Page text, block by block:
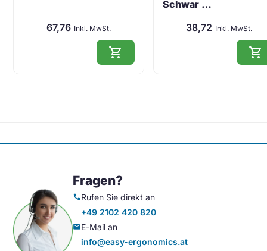
67,76 Inkl. MwSt.
shopping_cart
Schwar …
38,72 Inkl. MwSt.
shopping_cart
Fragen?
callRufen Sie direkt an
+49 2102 420 820
mailE-Mail an
info@easy-ergonomics.at